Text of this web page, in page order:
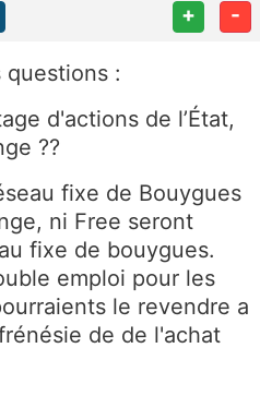
+ -
questions :
d'actions de l’État,
??
fixe de Bouygues
ni Free seront
fixe de bouygues.
emploi pour les
le revendre a
de de l'achat